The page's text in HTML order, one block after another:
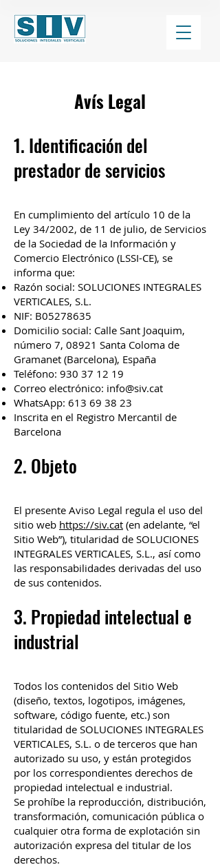
Avís Legal
1. Identificación del
prestador de servicios
En cumplimiento del artículo 10 de la
Ley 34/2002, de 11 de julio, de Servicios
de la Sociedad de la Información y
Comercio Electrónico (LSSI-CE), se
informa que:
Razón social: SOLUCIONES INTEGRALES
VERTICALES, S.L.
NIF: B05278635
Domicilio social: Calle Sant Joaquim,
número 7, 08921 Santa Coloma de
Gramanet (Barcelona), España
Teléfono: 930 37 12 19
Correo electrónico: info@siv.cat
WhatsApp: 613 69 38 23
Inscrita en el Registro Mercantil de
Barcelona
2. Objeto
El presente Aviso Legal regula el uso del
sitio web https://siv.cat (en adelante, “el
Sitio Web”), titularidad de SOLUCIONES
INTEGRALES VERTICALES, S.L., así como
las responsabilidades derivadas del uso
de sus contenidos.
3. Propiedad intelectual e
industrial
Todos los contenidos del Sitio Web
(diseño, textos, logotipos, imágenes,
software, código fuente, etc.) son
titularidad de SOLUCIONES INTEGRALES
VERTICALES, S.L. o de terceros que han
autorizado su uso, y están protegidos
por los correspondientes derechos de
propiedad intelectual e industrial.
Se prohíbe la reproducción, distribución,
transformación, comunicación pública o
cualquier otra forma de explotación sin
autorización expresa del titular de los
derechos.